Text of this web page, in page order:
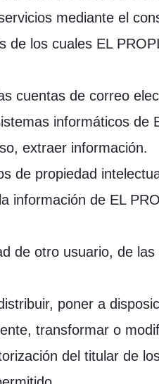
mediante el
de los cuales EL
cuentas de correo
informáticos de
extraer información.
de propiedad
información de EL
de otro usuario, de
poner a
transformar o
del titular de